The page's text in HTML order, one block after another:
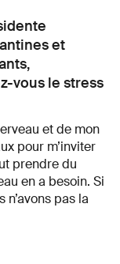
et
vous le stress
et de mon
pour m’inviter
prendre du
en a besoin. Si
pas la